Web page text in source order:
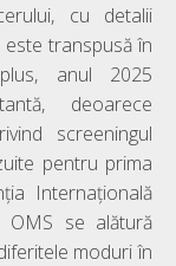
cu detalii
transpusă în
anul 2025
deoarece
screeningul
pentru prima
Internațională
OMS se alătură
moduri în